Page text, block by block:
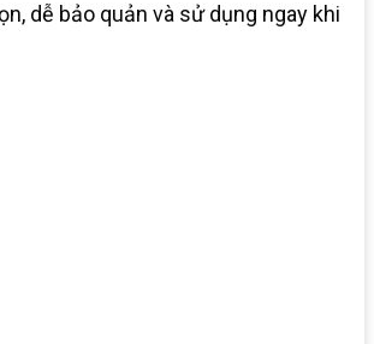
dễ bảo quản và sử dụng ngay khi